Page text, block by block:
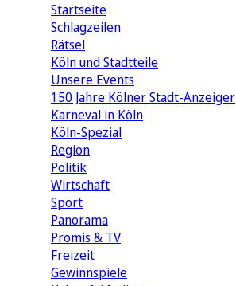
Startseite
Schlagzeilen
Rätsel
Köln und Stadtteile
Unsere Events
150 Jahre Kölner Stadt-Anzeiger
Karneval in Köln
Köln-Spezial
Region
Politik
Wirtschaft
Sport
Panorama
Promis & TV
Freizeit
Gewinnspiele